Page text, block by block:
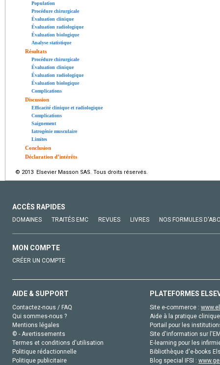
Population
Procédure chirurgicale
Évaluation clinique
Évaluation radiologique
Évaluation biologique
Analyse statistique
Résultats
Procédure chirurgicale
Évaluation clinique
Évaluation radiologique
Évaluation biologique
Complications
Discussion
Efficacité clinique et radiologique
Complications
Saignement
Iatrogénie musculaire
Limites
Conclusion
Déclaration d’intérêts
© 2013 Elsevier Masson SAS. Tous droits réservés.
ACCÈS RAPIDES
DOMAINES TRAITÉS EMC REVUES LIVRES NOS FORMULES
MON COMPTE
CRÉER UN COMPTE
AIDE & SUPPORT
Contactez-nous / FAQ
Qui sommes-nous ?
Mentions légales
© - Avertissements
Termes et conditions d'utilisation
Politique rédactionnelle
Politique publicitaire
PLATEFORMES
Site e-commerce :
Aide à la pratique
Portail pour les
Site d'information sur
E-learning pour les
Bibliothèque d'e-books
Blog special IFSI :